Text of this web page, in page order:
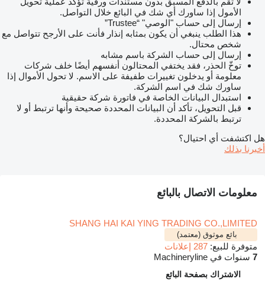
الأمول إذا ساورك أي شك في البائع خلال التواصل.
إرسال إلى حساب "الوصي" “Trustee”
هذا الطلب ينبغي أن يكون بمثابه إنذار فأنت على الأرجح تتواصل مع
شخص محتال.
إرسال إلى حساب الشركة باسم مشابه
توخّ الحذر، فقد يختفي المحتالون أنفسهم أيضًا خلف شركات
معلومة أو يدخلون تغييرات طفيفة على الاسم. لا تحول الأموال إذا
ساورك شك في اسم الشركة.
استبدال البيانات الخاصة في فاتورة شركة حقيقية
قبل التحويل، تأكد أن البيانات المحددة صحيحة وأنها ترتبط أو لا
ترتبط بالشركة المحددة.
هل اكتشفت أي احتيال؟
أخبرنا بذلك
معلومات الاتصال بالبائع
SHANG HAI KAI YING TRADING CO.,LIMITED
بائع موثوق (معتمد)
متوفرة للبيع: 287 إعلانات
7 سنوات في Machineryline
الاشتراك بصفحة البائع